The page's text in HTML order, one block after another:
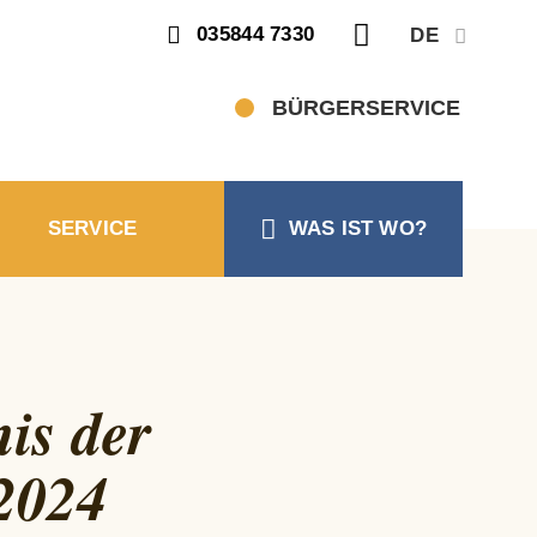
035844 7330 DE
BÜRGERSERVICE
SERVICE WAS IST WO?
der